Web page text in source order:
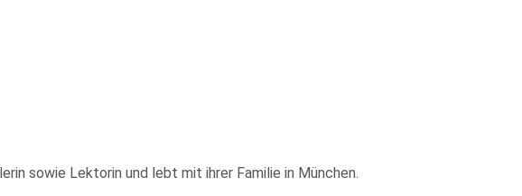
sowie Lektorin und lebt mit ihrer Familie in München.